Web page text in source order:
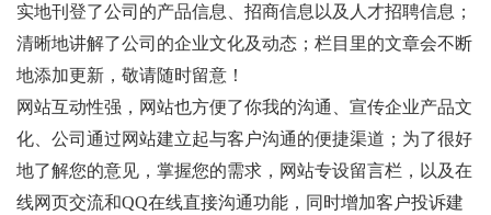
实地刊登了公司的产品信息、招商信息以及人才招聘信息；
清晰地讲解了公司的企业文化及动态；栏目里的文章会不断
地添加更新，敬请随时留意！
网站互动性强，网站也方便了你我的沟通、宣传企业产品文
化、公司通过网站建立起与客户沟通的便捷渠道；为了很好
地了解您的意见，掌握您的需求，网站专设留言栏，以及在
线网页交流和QQ在线直接沟通功能，同时增加客户投诉建